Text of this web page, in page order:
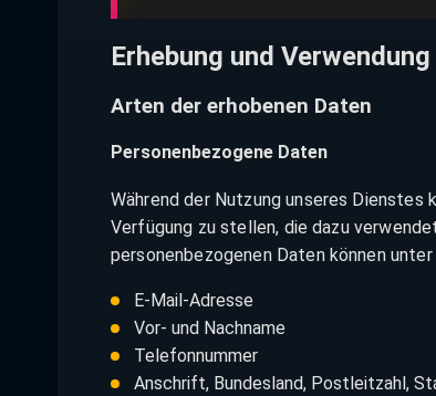
Erhebung und
Arten der erhobenen Daten
Personenbezogene Daten
Während der Nutzung unseres
Verfügung zu stellen, die dazu
personenbezogenen Daten können
E-Mail-Adresse
Vor- und Nachname
Telefonnummer
Anschrift, Bundesland, Postleitzahl,